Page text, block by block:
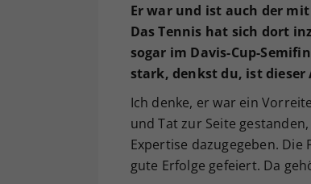
Er war und ist auch der
Das Tennis hat sich dort
sogar im Davis-Cup-
stark, denkst du, ist
Ich denke, er war ein
und Tat zur Seite
Expertise dazugegeben.
gute Erfolge gefeiert. Da